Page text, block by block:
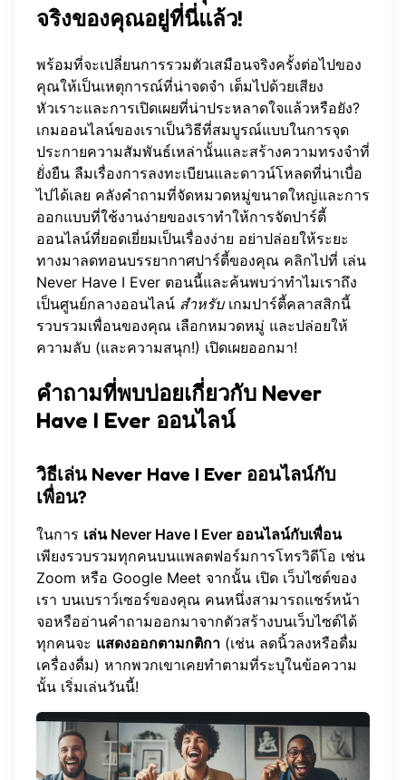
จริงของคุณอยู่ที่นี่แล้ว!
พร้อมที่จะเปลี่ยนการรวมตัวเสมือนจริงครั้งต่อไปของ
คุณให้เป็นเหตุการณ์ที่น่าจดจำ เต็มไปด้วยเสียง
หัวเราะและการเปิดเผยที่น่าประหลาดใจแล้วหรือยัง?
เกมออนไลน์ของเราเป็นวิธีที่สมบูรณ์แบบในการจุด
ประกายความสัมพันธ์เหล่านั้นและสร้างความทรงจำที่
ยั่งยืน ลืมเรื่องการลงทะเบียนและดาวน์โหลดที่น่าเบื่อ
ไปได้เลย คลังคำถามที่จัดหมวดหมู่ขนาดใหญ่และการ
ออกแบบที่ใช้งานง่ายของเราทำให้การจัดปาร์ตี้
ออนไลน์ที่ยอดเยี่ยมเป็นเรื่องง่าย อย่าปล่อยให้ระยะ
ทางมาลดทอนบรรยากาศปาร์ตี้ของคุณ คลิกไปที่ เล่น
Never Have I Ever ตอนนี้และค้นพบว่าทำไมเราถึง
เป็นศูนย์กลางออนไลน์ สำหรับเกมปาร์ตี้คลาสสิกนี้
รวบรวมเพื่อนของคุณ เลือกหมวดหมู่ และปล่อยให้
ความลับ (และความสนุก!) เปิดเผยออกมา!
คำถามที่พบบ่อยเกี่ยวกับ Never
Have I Ever ออนไลน์
วิธีเล่น Never Have I Ever ออนไลน์กับ
เพื่อน?
ในการ เล่น Never Have I Ever ออนไลน์กับเพื่อน
เพียงรวบรวมทุกคนบนแพลตฟอร์มการโทรวิดีโอ เช่น
Zoom หรือ Google Meet จากนั้น เปิด เว็บไซต์ของ
เรา บนเบราว์เซอร์ของคุณ คนหนึ่งสามารถแชร์หน้า
จอหรืออ่านคำถามออกมาจากตัวสร้างบนเว็บไซต์ได้
ทุกคนจะ แสดงออกตามกติกา (เช่น ลดนิ้วลงหรือดื่ม
เครื่องดื่ม) หากพวกเขาเคยทำตามที่ระบุในข้อความ
นั้น เริ่มเล่นวันนี้!